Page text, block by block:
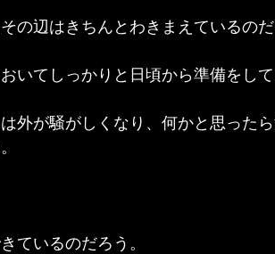
の辺はきちんとわきまえているのだ
いてしっかりと日頃から準備をして
外が騒がしくなり、何かと思った
ているのだろう。